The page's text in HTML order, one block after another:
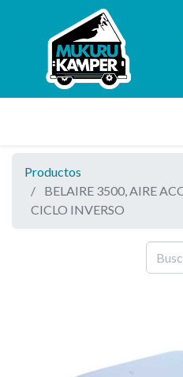
Productos
BELAIRE 3500, AIRE
CICLO INVERSO